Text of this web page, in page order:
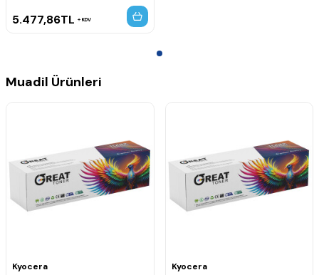
5.477,86TL KDV
Muadil Ürünleri
Kyocera
Kyocera